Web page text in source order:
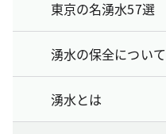
東京の名湧水57選
湧水の保全について
湧水とは